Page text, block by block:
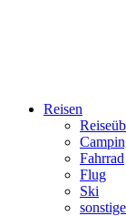
Reisen
Fahrrad
Flug
Ski